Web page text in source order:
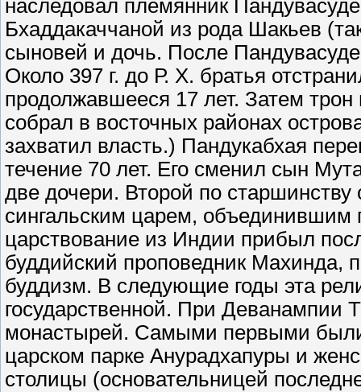
наследовал племянник
Бхаддакаччаной из рода Шакьев
сыновей и дочь. После
Около 397 г. до Р. Х. братья
продолжавшееся 17 лет. Затем
собрал в восточных районах
захватил власть.) Пандукабхая
течение 70 лет. Его сменил сын
две дочери. Второй по
сингальским царем, объединившим
царствование из Индии прибыл
буддийский проповедник Махинда,
буддизм. В следующие годы эта
государственной. При Деванампии
монастырей. Самыми первыми
царском парке Анурадхапуры и
столицы (основательницей